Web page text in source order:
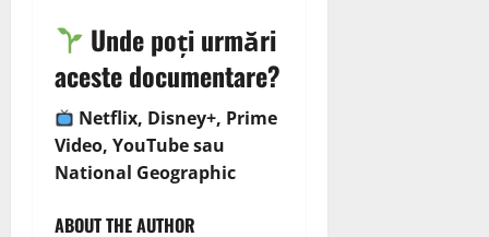
Unde poți urmări
aceste documentare?
Netflix, Disney+, Prime
Video, YouTube sau
National Geographic
ABOUT THE AUTHOR